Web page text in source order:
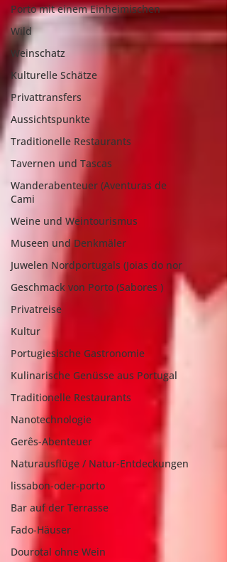
Porto mit einem Einheimischen
Wild
Weinschatz
Kulturelle Schätze
Privattransfers
Aussichtspunkte
Traditionelle Restaurants
Tavernen und Tascas
Wanderabenteuer (Aventuras de
Cami
Weine und Weintourismus
Museen und Denkmäler
Juwelen Nordportugals (Joias do nor
Geschmack von Porto (Sabores )
Privatreise
Kultur
Portugiesische Gastronomie
Kulinarische Genüsse aus Portugal
Traditionelle Restaurants
Nanotechnologie
Gerês-Abenteuer
Naturausflüge / Natur-Entdeckungen
lissabon-oder-porto
Bar auf der Terrasse
Fado-Häuser
Dourotal ohne Wein